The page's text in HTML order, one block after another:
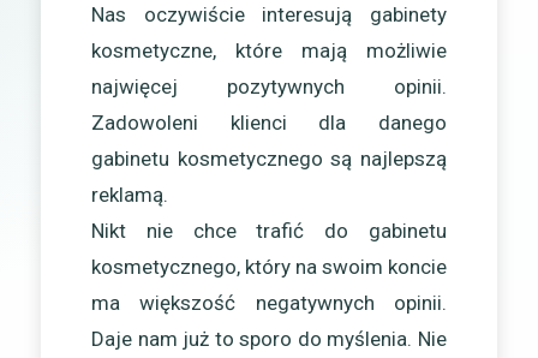
Nas oczywiście interesują gabinety
kosmetyczne, które mają możliwie
najwięcej pozytywnych opinii.
Zadowoleni klienci dla danego
gabinetu kosmetycznego są najlepszą
reklamą.
Nikt nie chce trafić do gabinetu
kosmetycznego, który na swoim koncie
ma większość negatywnych opinii.
Daje nam już to sporo do myślenia. Nie